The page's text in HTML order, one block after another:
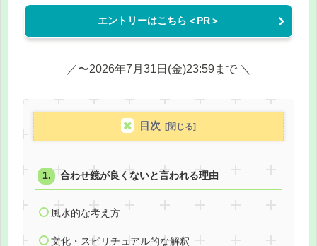
エントリーはこちら＜PR＞
／〜2026年7月31日(金)23:59まで ＼
目次
合わせ鏡が良くないと言われる理由
風水的な考え方
文化・スピリチュアル的な解釈